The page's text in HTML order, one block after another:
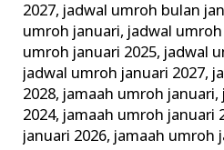
2027, jadwal umroh bulan
umroh januari, jadwal
umroh januari 2025, jadwal
jadwal umroh januari 2027,
2028, jamaah umroh januari,
2024, jamaah umroh januari
januari 2026, jamaah umroh